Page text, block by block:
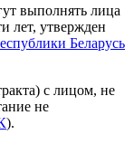
выполнять лица
лет, утвержден
Беларусь
с лицом, не
не
).